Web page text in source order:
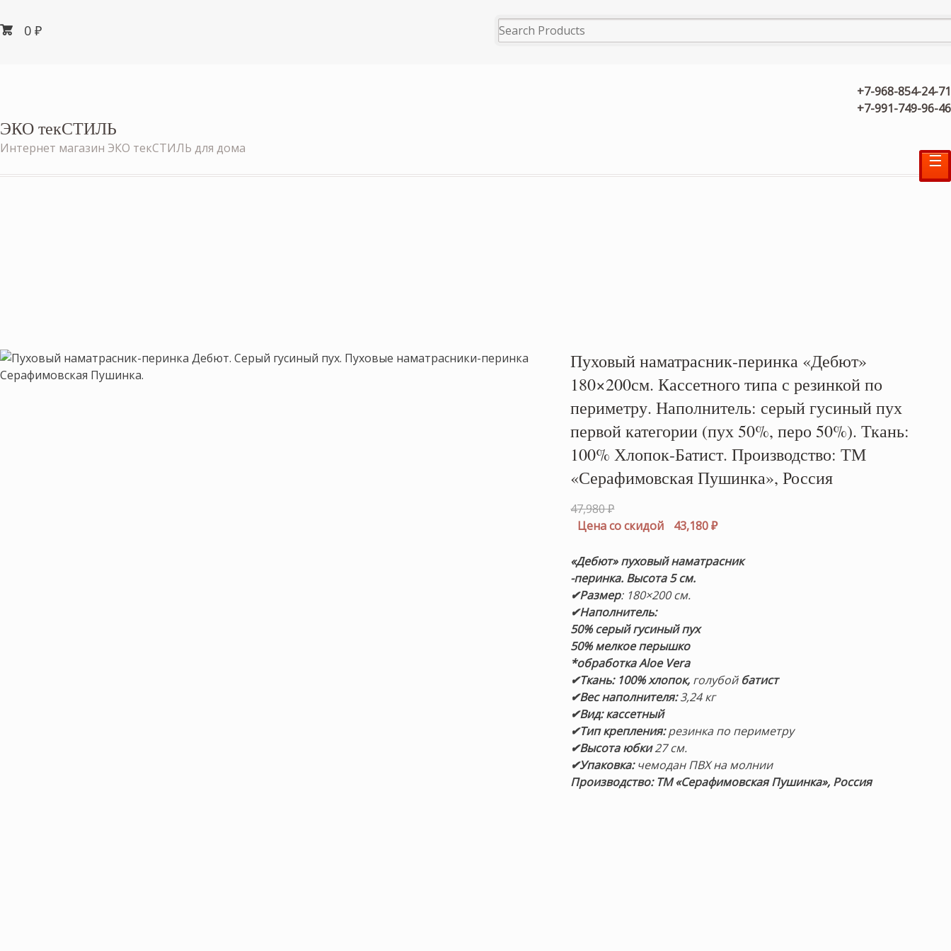
0₽
+7-968-854-24-71
+7-991-749-96-46
ЭКО текСТИЛЬ
Интернет магазин ЭКО текСТИЛЬ для дома
☰
Пуховый наматрасник-перинка «Дебют»
180×200см. Кассетного типа с резинкой по
периметру. Наполнитель: серый гусиный пух
первой категории (пух 50%, перо 50%). Ткань:
100% Хлопок-Батист. Производство: ТМ
«Серафимовская Пушинка», Россия
47,980₽Первоначальная
цена
47,980 ₽.
Цена со скидой 43,180₽Текущая
43,180 ₽.
«Дебют» пуховый наматрасник
-перинка. Высота 5 см.
✔Размер: 180×200 см.
✔Наполнитель:
50% серый гусиный пух
50% мелкое перышко
*обработка Aloe Vera
✔Ткань: 100% хлопок, голубойбатист
✔Вес наполнителя:3,24 кг
✔Вид: кассетный
✔Тип крепления:резинка по периметру
✔Высота юбки27 см.
✔Упаковка:чемодан ПВХ на молнии
Производство: ТМ «Серафимовская Пушинка», Россия